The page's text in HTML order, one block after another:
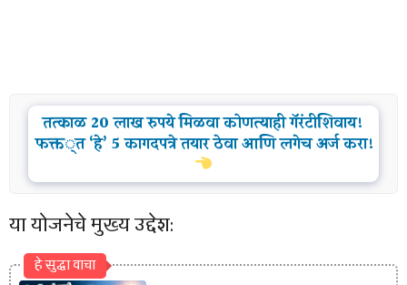
तत्काळ 20 लाख रुपये मिळवा कोणत्याही गॅरंटीशिवाय!
फक्त ‘हे’ 5 कागदपत्रे तयार ठेवा आणि लगेच अर्ज करा!
या योजनेचे मुख्य उद्देश:
हे सुद्धा वाचा